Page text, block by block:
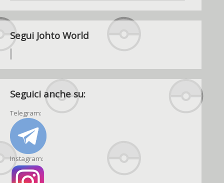
Segui Johto World
Seguici anche su:
Telegram:
Instagram: